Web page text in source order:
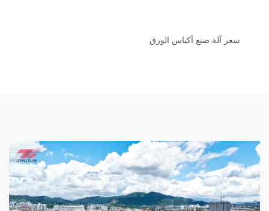
سعر آلة صنع أكياس الورق